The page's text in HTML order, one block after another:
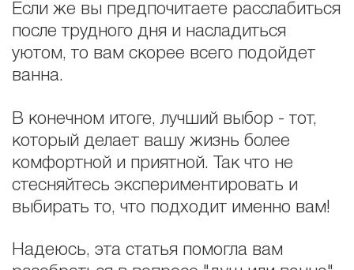
Если же вы предпочитаете расслабиться
после трудного дня и насладиться
уютом, то вам скорее всего подойдет
ванна.
В конечном итоге, лучший выбор - тот,
который делает вашу жизнь более
комфортной и приятной. Так что не
стесняйтесь экспериментировать и
выбирать то, что подходит именно вам!
Надеюсь, эта статья помогла вам